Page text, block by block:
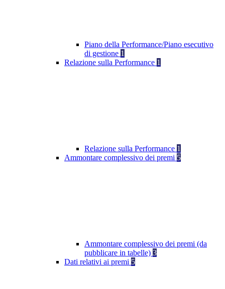
Piano della Performance/Piano esecutivo
di gestione 1
Relazione sulla Performance 1
Relazione sulla Performance 1
Ammontare complessivo dei premi 5
Ammontare complessivo dei premi (da
pubblicare in tabelle) 3
Dati relativi ai premi 5